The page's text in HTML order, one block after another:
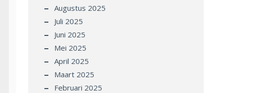
Augustus 2025
Juli 2025
Juni 2025
Mei 2025
April 2025
Maart 2025
Februari 2025